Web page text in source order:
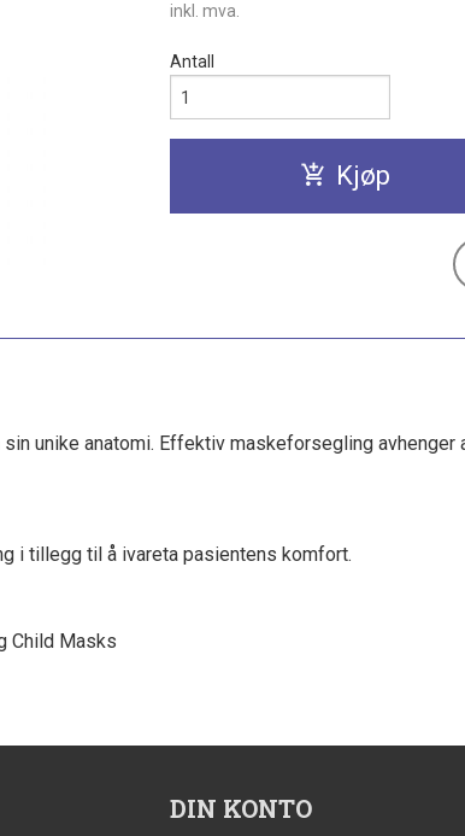
inkl. mva.
Antall
Kjøp
unike anatomi. Effektiv maskeforsegling
i tillegg til å ivareta pasientens komfort.
Child Masks
DIN KONTO